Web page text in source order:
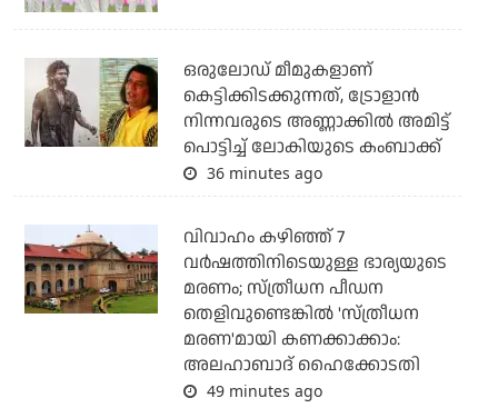
ഒരുലോഡ് മീമുകളാണ്
കെട്ടിക്കിടക്കുന്നത്, ട്രോളാന്‍
നിന്നവരുടെ അണ്ണാക്കില്‍ അമിട്ട്
പൊട്ടിച്ച് ലോകിയുടെ കംബാക്ക്
36 minutes ago
വിവാഹം കഴിഞ്ഞ് 7
വര്‍ഷത്തിനിടെയുള്ള ഭാര്യയുടെ
മരണം; സ്ത്രീധന പീഡന
തെളിവുണ്ടെങ്കില്‍ 'സ്ത്രീധന
മരണ'മായി കണക്കാക്കാം:
അലഹാബാദ് ഹൈക്കോടതി
49 minutes ago